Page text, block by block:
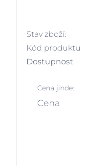
Stav zboží:
Kód produktu
Dostupnost
Cena jinde:
Cena